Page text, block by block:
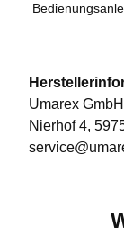
Umarex
Nierhof 4,